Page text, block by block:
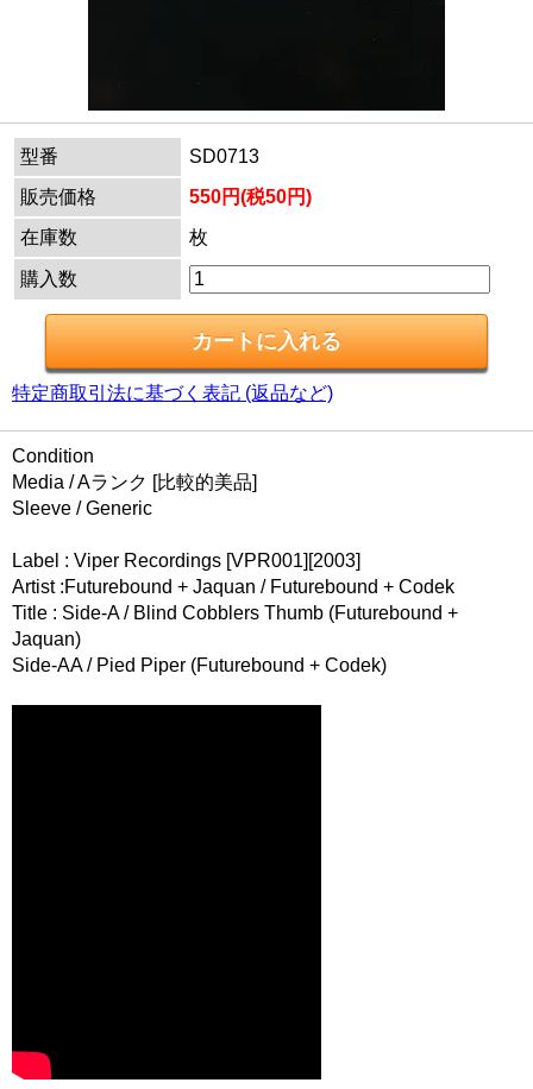
型番
SD0713
販売価格
550円(税50円)
在庫数
枚
購入数
特定商取引法に基づく表記 (返品など)
Condition
Media / Aランク [比較的美品]
Sleeve / Generic
Label : Viper Recordings [VPR001][2003]
Artist :Futurebound + Jaquan / Futurebound + Codek
Title : Side-A / Blind Cobblers Thumb (Futurebound +
Jaquan)
Side-AA / Pied Piper (Futurebound + Codek)